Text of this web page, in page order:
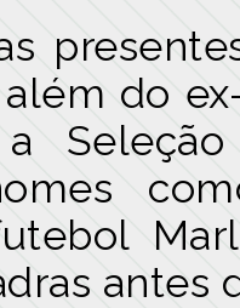
do
antes